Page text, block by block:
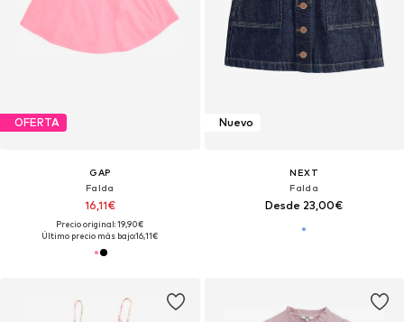
OFERTA
GAP
Falda
16,11€
Precio original: 19,90€
Último precio más bajo:16,11€
Nuevo
NEXT
Falda
Desde 23,00€